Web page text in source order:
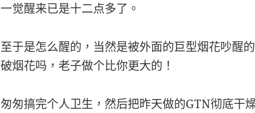
一觉醒来已是十二点多了。
至于是怎么醒的，当然是被外面的巨型烟花吵醒
破烟花吗，老子做个比你更大的！
匆匆搞完个人卫生，然后把昨天做的GTN彻底干